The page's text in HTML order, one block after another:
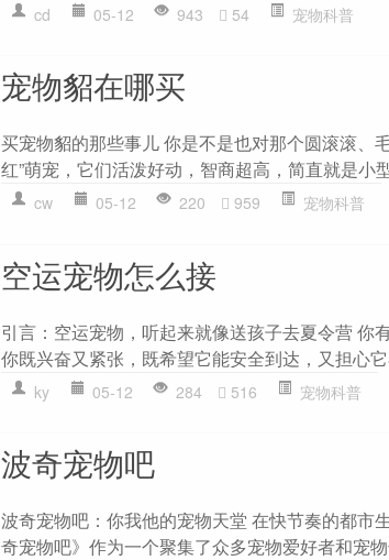
cd 05-12 943 54 宠物科普
宠物貂在哪买
买宠物貂的那些事儿 你是不是也对那个圆滚滚、
红”萌宠，它们活泼好动，智商超高，简直就是小
cw 05-12 220 959 宠物科普
空运宠物怎么接
引言：空运宠物，听起来就像送孩子去夏令营 你
你既兴奋又紧张，既希望它能安全到达，又担心
ky 05-12 284 516 宠物科普
波奇宠物吧
波奇宠物吧：你我他的宠物天堂 在快节奏的都市
奇宠物吧》作为一个聚集了众多宠物爱好者和宠